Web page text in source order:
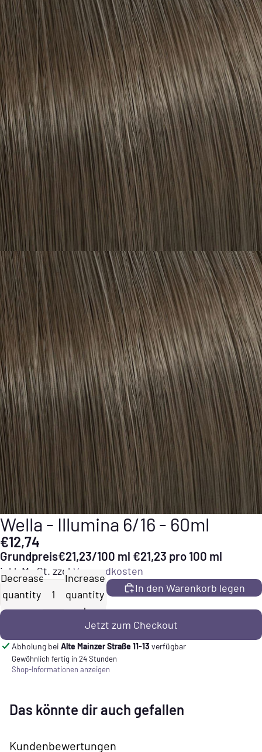
Wella - Illumina 6/16 - 60ml
€12,74
Grundpreis€21,23/100 ml €21,23 pro 100 ml
inkl. MwSt. zzgl. Versandkosten
Decrease
quantity
Increase
quantity
In den Warenkorb legen
Jetzt zum Checkout
Abholung bei Alte Mainzer Straße 11-13 verfügbar
Gewöhnlich fertig in 24 Stunden
Shop-Informationen anzeigen
Das könnte dir auch gefallen
Kundenbewertungen